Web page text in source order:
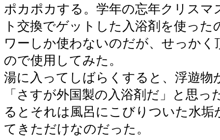
ポカポカする。学年の忘年クリスマ
ト交換でゲットした入浴剤を使った
ワーしか使わないのだが、せっかく
ので使用してみた。
湯に入ってしばらくすると、浮遊物
「さすが外国製の入浴剤だ」と思っ
るとそれは風呂にこびりついた水垢
てきただけなのだった。